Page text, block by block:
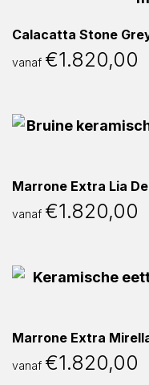
Calacatta Stone
vanaf €1.820,00
Marrone Extra Lia
vanaf €1.820,00
Marrone Extra
vanaf €1.820,00